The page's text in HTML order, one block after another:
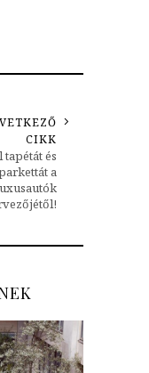
CIKK
tapétát és
a